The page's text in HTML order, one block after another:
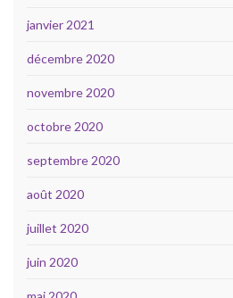
janvier 2021
décembre 2020
novembre 2020
octobre 2020
septembre 2020
août 2020
juillet 2020
juin 2020